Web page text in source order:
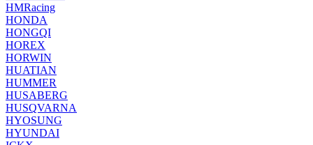
HMRacing
HONDA
HONGQI
HOREX
HORWIN
HUATIAN
HUMMER
HUSABERG
HUSQVARNA
HYOSUNG
HYUNDAI